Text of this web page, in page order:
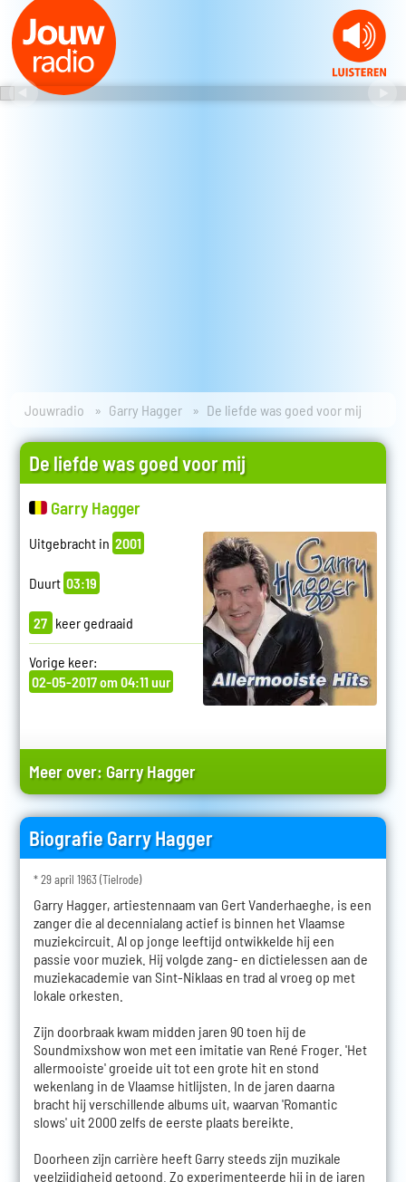
Jouwradio Garry Hagger De liefde was goed voor mij
De liefde was goed voor mij
Garry Hagger
Uitgebracht in 2001
Duurt 03:19
27 keer gedraaid
Vorige keer:
02-05-2017 om 04:11 uur
Meer over: Garry Hagger
Biografie Garry Hagger
* 29 april 1963 (Tielrode)
Garry Hagger, artiestennaam van Gert Vanderhaeghe, is een
zanger die al decennialang actief is binnen het Vlaamse
muziekcircuit. Al op jonge leeftijd ontwikkelde hij een
passie voor muziek. Hij volgde zang- en dictielessen aan de
muziekacademie van Sint-Niklaas en trad al vroeg op met
lokale orkesten.
Zijn doorbraak kwam midden jaren 90 toen hij de
Soundmixshow won met een imitatie van René Froger. 'Het
allermooiste' groeide uit tot een grote hit en stond
wekenlang in de Vlaamse hitlijsten. In de jaren daarna
bracht hij verschillende albums uit, waarvan 'Romantic
slows' uit 2000 zelfs de eerste plaats bereikte.
Doorheen zijn carrière heeft Garry steeds zijn muzikale
veelzijdigheid getoond. Zo experimenteerde hij in de jaren